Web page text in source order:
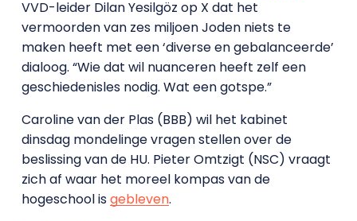
VVD-leider Dilan Yesilgöz op X dat het
vermoorden van zes miljoen Joden niets te
maken heeft met een ‘diverse en gebalanceerde’
dialoog. “Wie dat wil nuanceren heeft zelf een
geschiedenisles nodig. Wat een gotspe.”
Caroline van der Plas (BBB) wil het kabinet
dinsdag mondelinge vragen stellen over de
beslissing van de HU. Pieter Omtzigt (NSC) vraagt
zich af waar het moreel kompas van de
hogeschool isgebleven.